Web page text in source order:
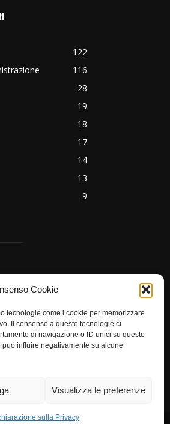
Cookie
tecnologie come i cookie per memorizzare
Il consenso a queste tecnologie ci
di navigazione o ID unici su questo
influire negativamente su alcune
Visualizza le preferenze
sulla Privacy
122
116
28
19
18
17
14
13
9